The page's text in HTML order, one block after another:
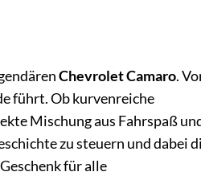
Chevrolet Camaro.
führt. Ob kurvenreiche
Mischung aus Fahrspaß
zu steuern und dabei
für alle